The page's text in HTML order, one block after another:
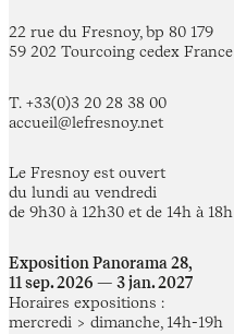
22 rue du Fresnoy, bp 80 179
59 202 Tourcoing cedex France
T. +33(0)3 20 28 38 00
accueil@lefresnoy.net
Le Fresnoy est ouvert
du lundi au vendredi
de 9h30 à 12h30 et de 14h à 18h
Exposition Panorama 28,
11 sep. 2026 — 3 jan. 2027
Horaires expositions :
mercredi > dimanche, 14h-19h